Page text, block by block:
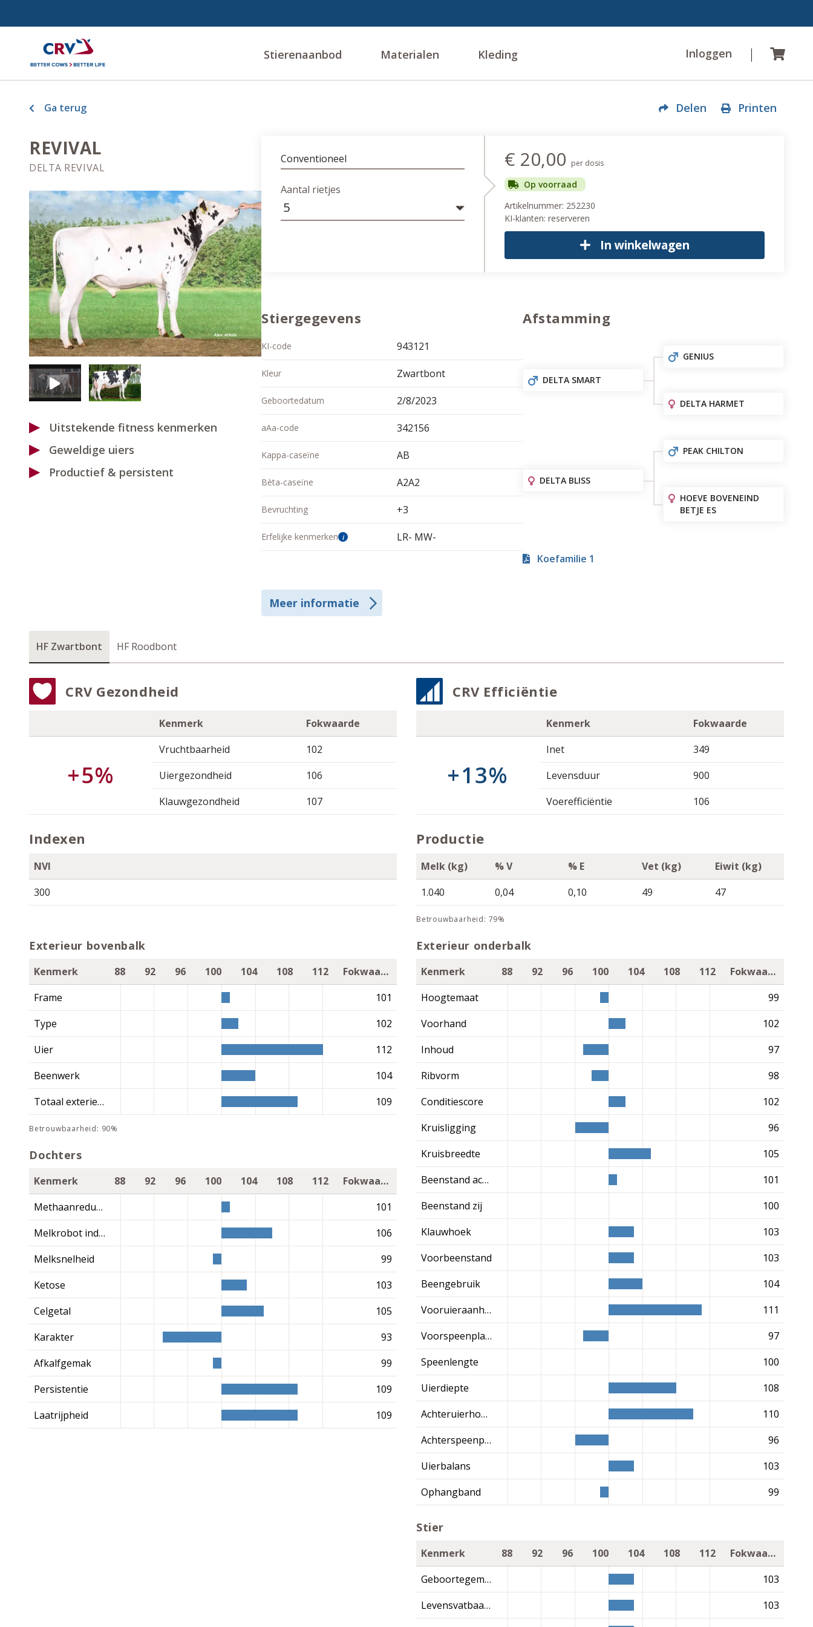
Stierenaanbod Materialen Kleding Inloggen
Ga terug Delen Printen
REVIVAL
DELTA REVIVAL
Uitstekende fitness kenmerken
Geweldige uiers
Productief & persistent
Conventioneel
Aantal rietjes
€ 20,00 per dosis
Op voorraad
Artikelnummer: 252230
KI-klanten: reserveren
In winkelwagen
Stiergegevens
KI-code 943121
Kleur Zwartbont
Geboortedatum 2/8/2023
aAa-code 342156
Kappa-caseïne AB
Bèta-caseïne A2A2
Bevruchting +3
Erfelijke kenmerken i LR- MW-
Meer informatie
Afstamming
DELTA SMART
GENIUS
DELTA HARMET
DELTA BLISS
PEAK CHILTON
HOEVE BOVENEIND
BETJE ES
Koefamilie 1
HF Zwartbont HF Roodbont
CRV Gezondheid
+5%
Kenmerk
Fokwaarde
Vruchtbaarheid
102
Uiergezondheid
106
Klauwgezondheid
107
CRV Efficiëntie
+13%
Kenmerk
Fokwaarde
Inet
349
Levensduur
900
Voerefficiëntie
106
Indexen
NVI
300
Productie
Melk (kg)
1.040
% V
0,04
% E
0,10
Vet (kg)
49
Eiwit (kg)
47
betrouwbaarheid: 79%
Exterieur bovenbalk
Kenmerk 88 92 96 100 104 108 112
Fokwaarde
Frame
101
Type
102
Uier
112
Beenwerk
104
Totaal exterieur
109
betrouwbaarheid: 90%
Dochters
Kenmerk 88 92 96 100 104 108 112
Fokwaarde
Methaanreductie
101
Melkrobot index
106
Melksnelheid
99
Ketose
103
Celgetal
105
Karakter
93
Afkalfgemak
99
Persistentie
109
Laatrijpheid
109
Exterieur onderbalk
Kenmerk 88 92 96 100 104 108 112
Fokwaarde
Hoogtemaat
99
Voorhand
102
Inhoud
97
Ribvorm
98
Conditiescore
102
Kruisligging
96
Kruisbreedte
105
Beenstand achter
101
Beenstand zij
100
Klauwhoek
103
Voorbeenstand
103
Beengebruik
104
Vooruieraanhechting
111
Voorspeenplaatsing
97
Speenlengte
100
Uierdiepte
108
Achteruierhoogte
110
Achterspeenplaatsing
96
Uierbalans
103
Ophangband
99
Stier
Kenmerk 88 92 96 100 104 108 112
Fokwaarde
Geboortegemak
103
Levensvatbaarheid
103